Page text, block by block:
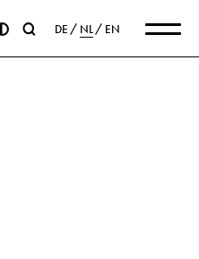
DE NL EN